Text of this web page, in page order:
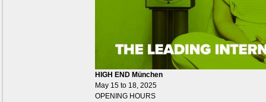
HIGH END München
May 15 to 18, 2025
OPENING HOURS